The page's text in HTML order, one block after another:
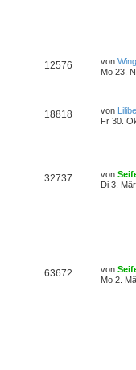
12576 von
Mo 23.
18818 von
Fr 30.
32737 von
Di 3.
63672 von
Mo 2.